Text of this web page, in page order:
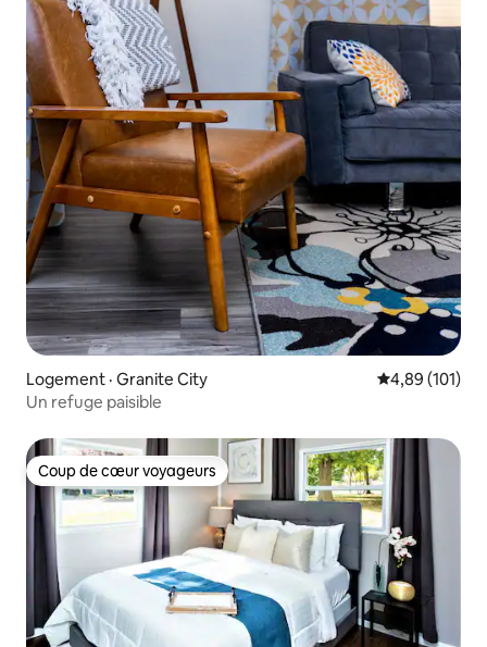
Logement · Granite City Note
4,89 (101)
Un refuge paisible
Coup de cœur voyageurs
Coup de cœur voyageurs